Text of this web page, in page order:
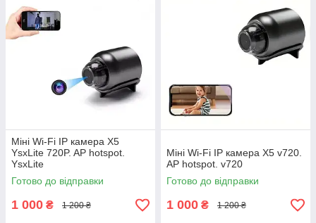
Міні Wi-Fi IP камера X5
YsxLite 720P. AP hotspot.
YsxLite
Готово до відправки
1 000 ₴ 1 200 ₴
Міні Wi-Fi IP камера X5 v720.
AP hotspot. v720
Готово до відправки
1 000 ₴ 1 200 ₴